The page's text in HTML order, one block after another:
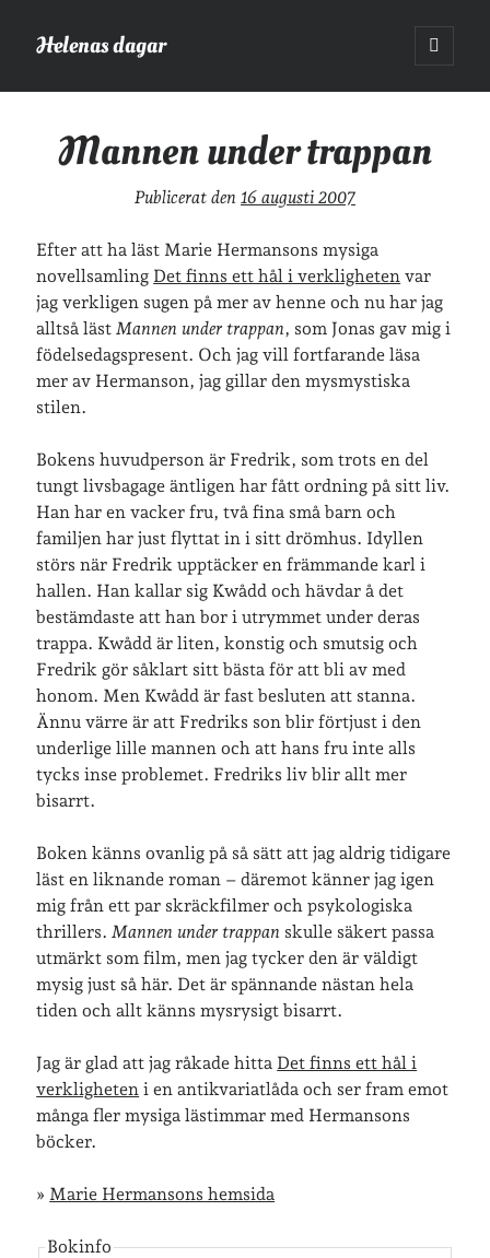
Helenas dagar
öppna
primär
Sidopanel
Hej!
Jag heter Helena och är mamma till Ava och Sander, fru till Jonas
och frontendutvecklare på Tieto. Jag tycker om läsande, skrivande,
Om lösenordsskyddade inlägg
Senaste inläggen
Sista semesterveckan
Från Hälleforsnäs till Katrineholm på Sörmlandsleden
Nu är jag 46 år
Två veckor på Öland
Jonas 47 år!
Senaste kommentarer
Karinom
Fredrik DomLäste i Språktidningen om SÖ-stilen…
AndrewomSöder runt 2023
Mandalorian, vandring och sommarväder – Helenas dagarom
Vandring mellan Ösmo och Segersäng i sommarväder
Arkiv
Arkiv
Just nu läser jag
Mannen under trappan
Publicerat den 16 augusti 2007
Efter att ha läst Marie Hermansons mysiga
novellsamling Det finns ett hål i verkligheten var
jag verkligen sugen på mer av henne och nu har jag
alltså lästMannen under trappan, som Jonas gav mig i
födelsedagspresent. Och jag vill fortfarande läsa
mer av Hermanson, jag gillar den mysmystiska
stilen.
Bokens huvudperson är Fredrik, som trots en del
tungt livsbagage äntligen har fått ordning på sitt liv.
Han har en vacker fru, två fina små barn och
familjen har just flyttat in i sitt drömhus. Idyllen
störs när Fredrik upptäcker en främmande karl i
hallen. Han kallar sig Kwådd och hävdar å det
bestämdaste att han bor i utrymmet under deras
trappa. Kwådd är liten, konstig och smutsig och
Fredrik gör såklart sitt bästa för att bli av med
honom. Men Kwådd är fast besluten att stanna.
Ännu värre är att Fredriks son blir förtjust i den
underlige lille mannen och att hans fru inte alls
tycks inse problemet. Fredriks liv blir allt mer
bisarrt.
Boken känns ovanlig på så sätt att jag aldrig tidigare
läst en liknande roman – däremot känner jag igen
mig från ett par skräckfilmer och psykologiska
thrillers.Mannen under trappan skulle säkert passa
utmärkt som film, men jag tycker den är väldigt
mysig just så här. Det är spännande nästan hela
tiden och allt känns mysrysigt bisarrt.
Jag är glad att jag råkade hitta Det finns ett hål i
verkligheten i en antikvariatlåda och ser fram emot
många fler mysiga lästimmar med Hermansons
böcker.
»Marie Hermansons hemsida
Bokinfo